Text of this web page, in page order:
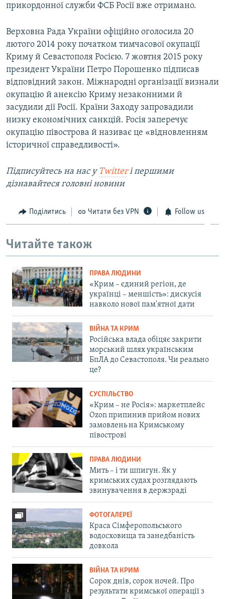
прикордонної служби ФСБ Росії вже отримано.
Верховна Рада України офіційно оголосила 20
лютого 2014 року початком тимчасової окупації
Криму й Севастополя Росією. 7 жовтня 2015 року
президент України Петро Порошенко підписав
відповідний закон. Міжнародні організації визнали
окупацію й анексію Криму незаконними й
засудили дії Росії. Країни Заходу запровадили
низку економічних санкцій. Росія заперечує
окупацію півострова й називає це «відновленням
історичної справедливості».
Підписуйтесь на наc у Twitterі першими
дізнавайтеся головні новини
Поділитись Читати без VPN Follow us
Читайте також
ПРАВА ЛЮДИНИ
«Крим – єдиний регіон, де
українці – меншість»: дискусія
навколо нової пам'ятної дати
ВІЙНА ТА КРИМ
Російська влада обіцяє закрити
морський шлях українським
БпЛА до Севастополя. Чи реально
це?
СУСПІЛЬСТВО
«Крим – не Росія»: маркетплейс
Ozon припинив прийом нових
замовлень на Кримському
півострові
ПРАВА ЛЮДИНИ
Мить – і ти шпигун. Як у
кримських судах розглядають
звинувачення в держзраді
ФОТОГАЛЕРЕЇ
Краса Сімферопольського
водосховища та занедбаність
довкола
ВІЙНА ТА КРИМ
Сорок днів, сорок ночей. Про
результати кримської операції з